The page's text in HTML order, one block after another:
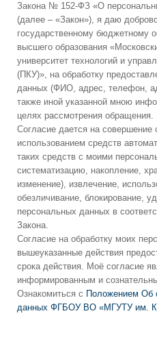
Закона № 152-ФЗ «О
(далее – «Закон»), я даю
государственному бюджетному
высшего образования
университет технологий и
(ПКУ)», на обработку
данных (ФИО, адрес, телефон,
также иной указанной мною
целях рассмотрения обращения.
Согласие дается на
использованием средств
таких средств с моими
систематизацию, накопление,
изменение), извлечение,
обезличивание, блокирование,
персональных данных в
Закона.
Согласие на обработку моих
вышеуказанные действия
срока действия. Моё согласие
информированным и
Ознакомиться с Положением Об
данных ФГБОУ ВО «МГУТУ им.